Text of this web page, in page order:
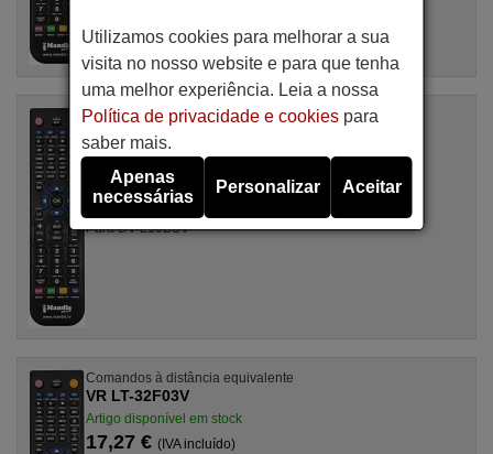
Comandos à distância equivalente
VR DV-210BSV
Artigo disponível em stock
16,94 €(IVA incluído)
VR
Para DV-210BSV
Comandos à distância equivalente
VR LT-32F03V
Artigo disponível em stock
17,27 € (IVA incluído)
Utilizamos cookies para melhorar a sua
visita no nosso website e para que tenha
uma melhor experiência. Leia a nossa
Política de privacidade e cookiespara
saber mais.
Apenas
necessárias
Personalizar Aceitar